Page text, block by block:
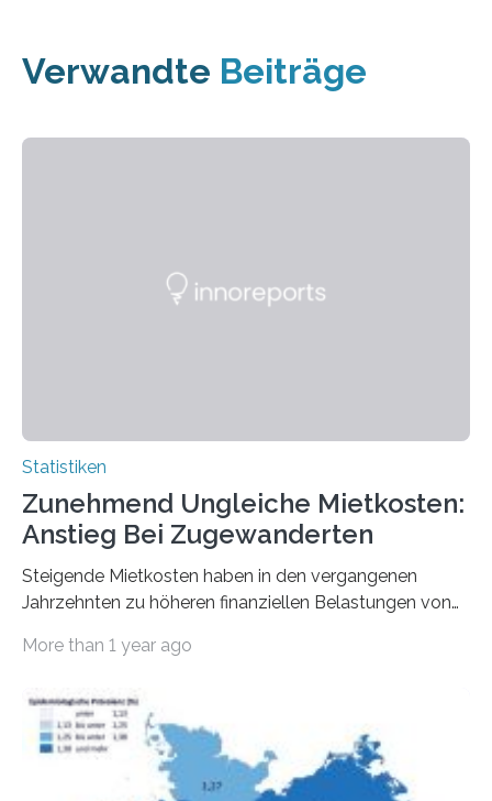
Verwandte Beiträge
Statistiken
Zunehmend Ungleiche Mietkosten:
Anstieg Bei Zugewanderten
Steigende Mietkosten haben in den vergangenen
Jahrzehnten zu höheren finanziellen Belastungen von
Bundesinstitut für Bevölkerungsforschung (BiB)
gesamten Einkommen zwischen 1990 und 2020 für
unterschiedliche Einkommensgruppen sowie für in
Deutschland geborene Menschen und Zugewanderte
verändert hat. Das Ergebnis: Während Personen mit
More than 1 year ago